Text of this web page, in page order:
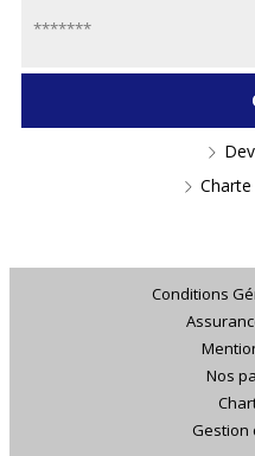
Conditions
Nos
Gestion